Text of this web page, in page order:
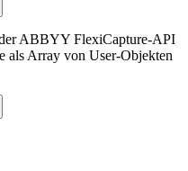
ABBYY FlexiCapture-API
als Array von User-Objekten